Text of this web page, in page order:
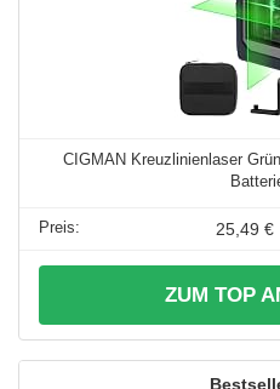
CIGMAN Kreuzlinienlaser
25,49 €
ZUM TOP